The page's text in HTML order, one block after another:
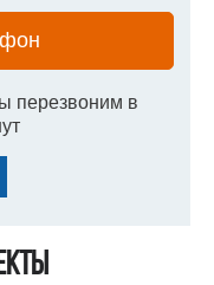
перезвоним в